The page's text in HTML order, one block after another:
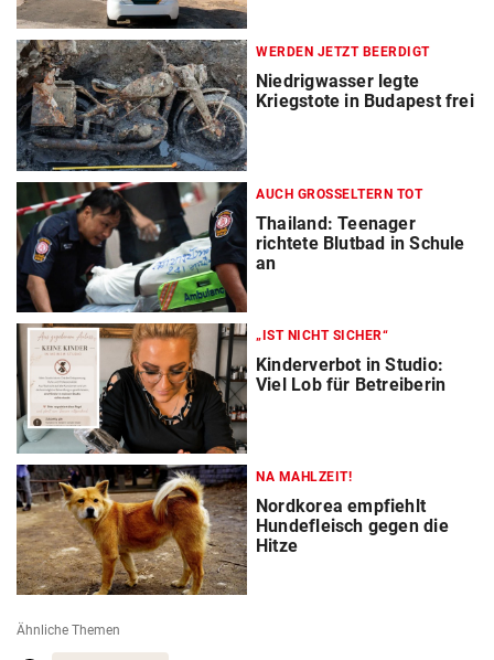
WERDEN JETZT BEERDIGT
Niedrigwasser legte
Kriegstote in Budapest frei
AUCH GROSSELTERN TOT
Thailand: Teenager
richtete Blutbad in Schule
an
„IST NICHT SICHER“
Kinderverbot in Studio:
Viel Lob für Betreiberin
NA MAHLZEIT!
Nordkorea empfiehlt
Hundefleisch gegen die
Hitze
Ähnliche Themen